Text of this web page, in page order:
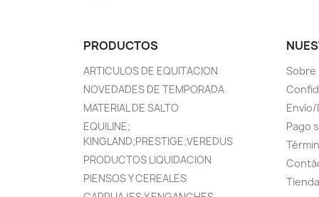
PRODUCTOS
ARTICULOS DE EQUITACION
NOVEDADES DE TEMPORADA
MATERIAL DE SALTO
EQUILINE;
KINGLAND;PRESTIGE;VEREDUS
PRODUCTOS LIQUIDACION
PIENSOS Y CEREALES
Pago